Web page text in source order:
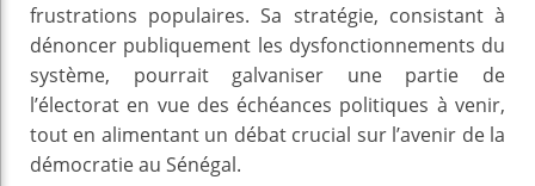
frustrations populaires. Sa stratégie, consistant à
dénoncer publiquement les dysfonctionnements du
système, pourrait galvaniser une partie de
l’électorat en vue des échéances politiques à venir,
tout en alimentant un débat crucial sur l’avenir de la
démocratie au Sénégal.